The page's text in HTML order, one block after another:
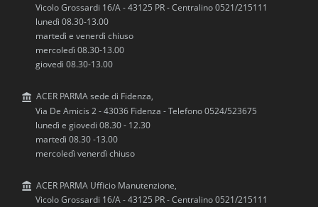
Vicolo Grossardi 16/A - 43125 PR - Centralino 0521/215111
lunedì 08.30-13.00
martedì e venerdì chiuso
mercoledì 08.30-13.00
giovedì 08.30-13.00
ACER PARMA sede di Fidenza,
Via De Amicis 2 - 43036 Fidenza - Telefono 0524/523675
lunedì e giovedi 08.30 - 12.30
martedì 08.30 -13.00
mercoledì venerdì chiuso
ACER PARMA Ufficio Manutenzione,
Vicolo Grossardi 16/A - 43125 PR - Centralino 0521/215111